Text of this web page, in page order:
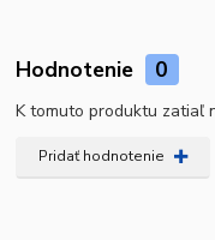
Hodnotenie 0
K tomuto produktu zatiaľ
Pridať hodnotenie